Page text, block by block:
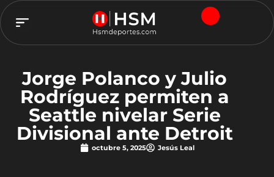
Jorge Polanco y Julio
Rodríguez permiten a
Seattle nivelar Serie
Divisional ante Detroit
octubre 5, 2025 Jesús Leal